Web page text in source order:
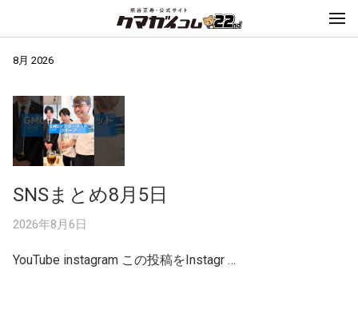
8月 2026
SNSまとめ8月5日
2026年8月6日
YouTube instagram この投稿をInstagr …